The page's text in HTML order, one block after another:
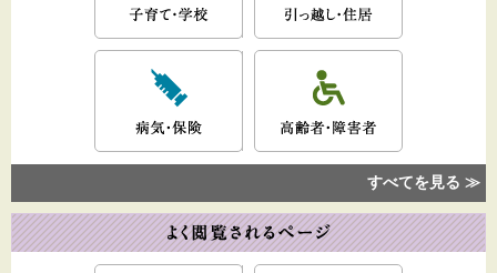
すべてを見る ≫